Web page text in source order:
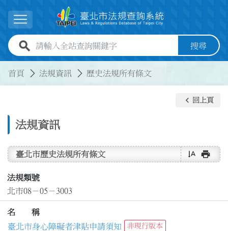
展開選單
全站查詢關鍵字欄位 搜尋
首頁 法規資訊 歷史法規所有條文
法規資訊
keyboard_arrow_left 回上頁
臺北市歷史法規所有條文 text_rotate_vertical print
法規類號
北市08－05－3003
名 稱
臺北市身心障礙者津貼申請須知
非現行版本